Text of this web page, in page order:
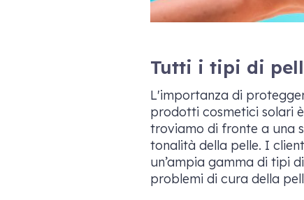
Tutti i tipi di
L'importanza di
prodotti cosmetici solari
troviamo di fronte a una
tonalità della pelle. I
un’ampia gamma di tipi
problemi di cura della